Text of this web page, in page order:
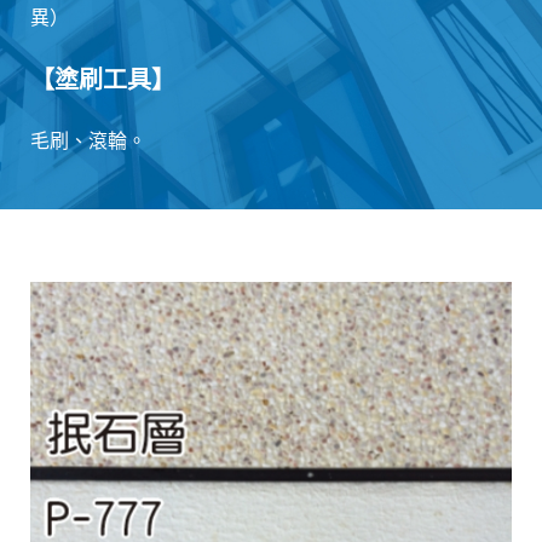
異）
【塗刷工具】
毛刷、滾輪。